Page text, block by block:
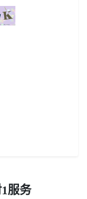
服务